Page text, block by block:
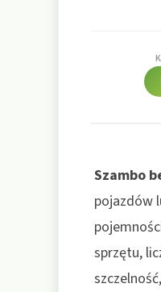
Szambo
pojazdów
sprzętu,